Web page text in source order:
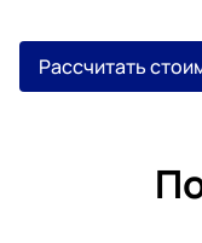
Рассчитать